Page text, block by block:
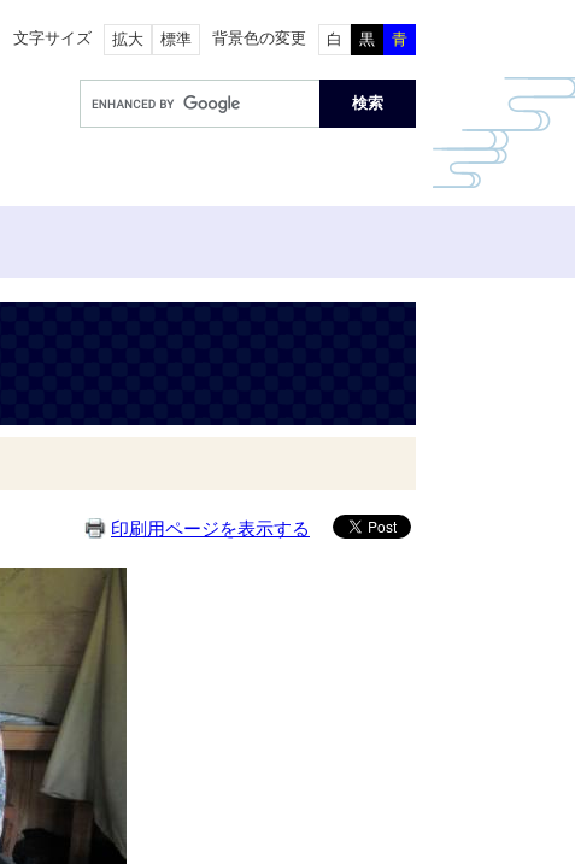
文字サイズ 拡大 標準 背景色の変更 白 黒 青
印刷用ページを表示する